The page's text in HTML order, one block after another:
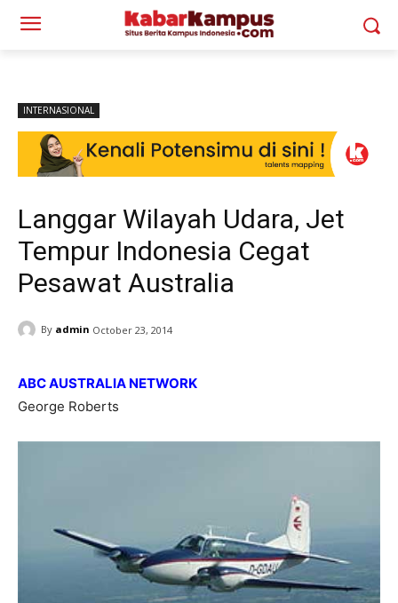
INTERNASIONAL
Langgar Wilayah Udara, Jet
Tempur Indonesia Cegat
Pesawat Australia
By admin October 23, 2014
ABC AUSTRALIA NETWORK
George Roberts